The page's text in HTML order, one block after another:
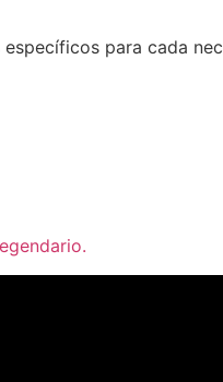
para cada